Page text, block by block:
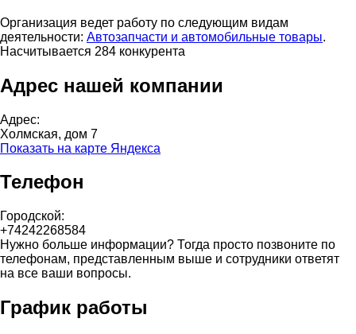
Организация ведет работу по следующим видам
деятельности: Автозапчасти и автомобильные товары.
Насчитывается 284 конкурента
Адрес нашей компании
Адрес:
Холмская, дом 7
Показать на карте Яндекса
Телефон
Городской:
+74242268584
Нужно больше информации? Тогда просто позвоните по
телефонам, представленным выше и сотрудники ответят
на все ваши вопросы.
График работы